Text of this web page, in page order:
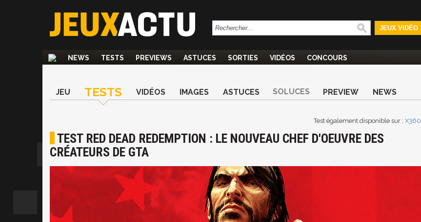
JEUX VIDÉO
NEWS TESTS PREVIEWS ASTUCES SORTIES VIDÉOS CONCOURS
JEU TESTS VIDÉOS IMAGES ASTUCES SOLUCES PREVIEW NEWS
Test également disponible sur : X360
TEST RED DEAD REDEMPTION : LE NOUVEAU CHEF D'OEUVRE DES
CRÉATEURS DE GTA